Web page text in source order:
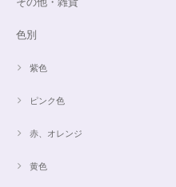
色別
紫色
ピンク色
赤、オレンジ
黄色